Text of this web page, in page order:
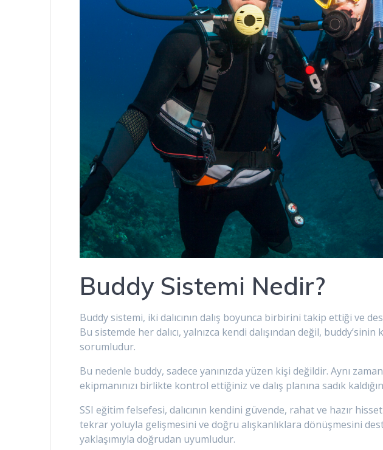
Buddy Sistemi Nedir?
Buddy sistemi, iki dalıcının dalış boyunca birbirini takip ettiği ve
Bu sistemde her dalıcı, yalnızca kendi dalışından değil,
sorumludur.
Bu nedenle buddy, sadece yanınızda yüzen kişi değildir. Aynı
ekipmanınızı birlikte kontrol ettiğiniz ve dalış planına sadık
SSI eğitim felsefesi, dalıcının kendini güvende, rahat ve hazır
tekrar yoluyla gelişmesini ve doğru alışkanlıklara dönüşmesini
yaklaşımıyla doğrudan uyumludur.